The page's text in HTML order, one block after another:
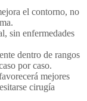
el contorno, no
sin enfermedades
dentro de rangos
por caso.
mejores
cirugía